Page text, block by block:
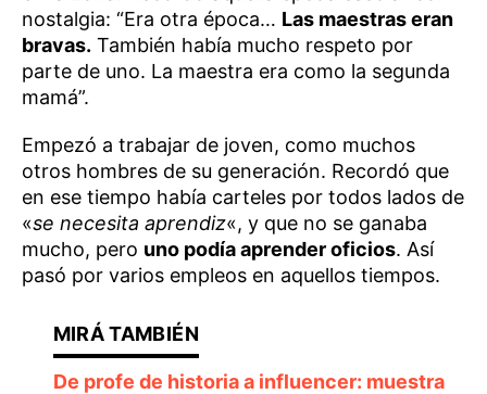
nostalgia: “Era otra época… Las maestras eran
bravas. También había mucho respeto por
parte de uno. La maestra era como la segunda
mamá”.
Empezó a trabajar de joven, como muchos
otros hombres de su generación. Recordó que
en ese tiempo había carteles por todos lados de
«se necesita aprendiz«, y que no se ganaba
mucho, pero uno podía aprender oficios. Así
pasó por varios empleos en aquellos tiempos.
De profe de historia a influencer: muestra